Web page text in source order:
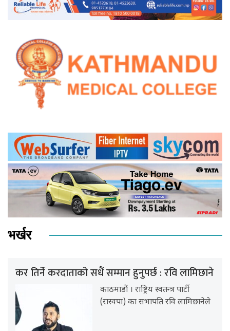
भर्खर
कर तिर्ने करदाताको सधैं सम्मान हुनुपर्छ : रवि लामिछाने
काठमाडौं । राष्ट्रिय स्वतन्त्र पार्टी
(रास्वपा) का सभापति रवि लामिछानेले